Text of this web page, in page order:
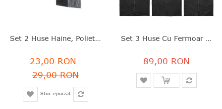
Set 2 Huse Haine, Polietilenă, Negru, 100x60 Cm/135x60 Cm, Five - 3560238578698
23,00 RON
29,00 RON
Stoc epuizat
Set 3 Huse Cu Fermoar Pentru Haine, Negru, PEVA, 150/135/100x60 Cm, Brabantia - 8710755149580
89,00 RON